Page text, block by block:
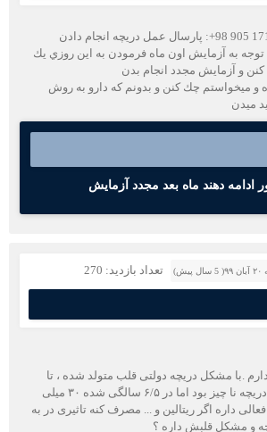
توجه به آزمايش اون ماه فرمودن به اين روزي يك
و آزمايش مجدد انجام بدن
و ميخواستم چك كنن و بدونم كه دارو به روش
ميدن
ادامه دهند ماه بعد مجدد آزمایش
تعداد بازدید: 270
۶/۵ ساله دارم .با مشکل دریچه دولتی قلب متولد شده ، تا
سن ۲سالگی ضخامت دریچه نا چیز بود اما در ۶/۵ سالگی شده ۳۰ میلی
داره اگر ریتالین و ... مصرف کنه تاثیری در به
و مشکل قلبش داره ؟